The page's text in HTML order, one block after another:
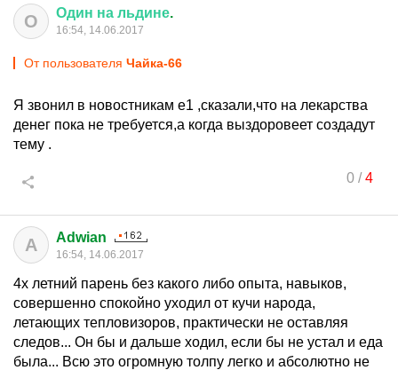
О Один на льдине.
16:54, 14.06.2017
От пользователя Чайка-66
Я звонил в новостникам е1 ,сказали,что на лекарства
денег пока не требуется,а когда выздоровеет создадут
тему .
0/4
A Adwian
16:54, 14.06.2017
4х летний парень без какого либо опыта, навыков,
совершенно спокойно уходил от кучи народа,
летающих тепловизоров, практически не оставляя
следов... Он бы и дальше ходил, если бы не устал и еда
была... Всю это огромную толпу легко и абсолютно не